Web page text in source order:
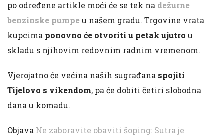
po određene artikle moći će se tek na dežurne
benzinske pumpeu našem gradu. Trgovine vrata
kupcima ponovno će otvoriti u petak ujutro u
skladu s njihovim redovnim radnim vremenom.
Vjerojatno će većina naših sugrađana spojiti
Tijelovo s vikendom, pa će dobiti četiri slobodna
dana u komadu.
Objava Ne zaboravite obaviti šoping: Sutra je